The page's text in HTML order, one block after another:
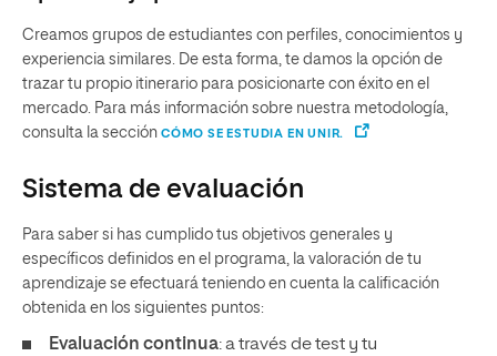
Creamos grupos de estudiantes con perfiles, conocimientos y
experiencia similares. De esta forma, te damos la opción de
trazar tu propio itinerario para posicionarte con éxito en el
mercado. Para más información sobre nuestra metodología,
consulta la sección CÓMO SE ESTUDIA EN UNIR.
Sistema de evaluación
Para saber si has cumplido tus objetivos generales y
específicos definidos en el programa, la valoración de tu
aprendizaje se efectuará teniendo en cuenta la calificación
obtenida en los siguientes puntos:
Evaluación continua: a través de test y tu